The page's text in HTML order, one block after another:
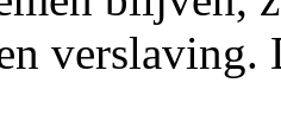
verslaving.